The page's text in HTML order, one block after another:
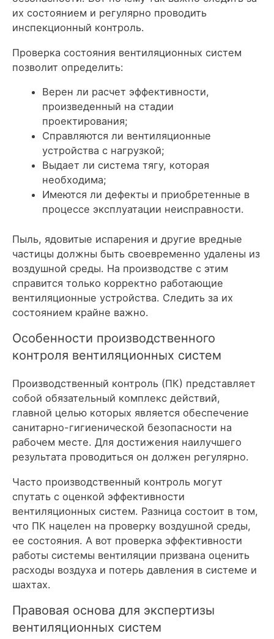
их состоянием и регулярно проводить
инспекционный контроль.
Проверка состояния вентиляционных систем
позволит определить:
Верен ли расчет эффективности,
произведенный на стадии
проектирования;
Справляются ли вентиляционные
устройства с нагрузкой;
Выдает ли система тягу, которая
необходима;
Имеются ли дефекты и приобретенные в
процессе эксплуатации неисправности.
Пыль, ядовитые испарения и другие вредные
частицы должны быть своевременно удалены из
воздушной среды. На производстве с этим
справится только корректно работающие
вентиляционные устройства. Следить за их
состоянием крайне важно.
Особенности производственного
контроля вентиляционных систем
Производственный контроль (ПК) представляет
собой обязательный комплекс действий,
главной целью которых является обеспечение
санитарно-гигиенической безопасности на
рабочем месте. Для достижения наилучшего
результата проводиться он должен регулярно.
Часто производственный контроль могут
спутать с оценкой эффективности
вентиляционных систем. Разница состоит в том,
что ПК нацелен на проверку воздушной среды,
ее состояния. А вот проверка эффективности
работы системы вентиляции призвана оценить
расходы воздуха и потерь давления в системе и
шахтах.
Правовая основа для экспертизы
вентиляционных систем